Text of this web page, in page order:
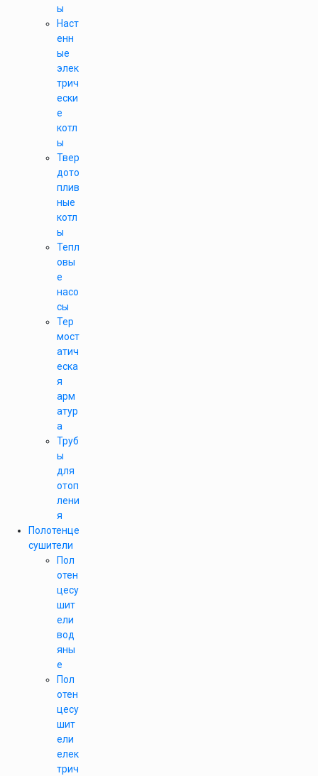
ы
Наст
енн
ые
элек
трич
ески
е
котл
ы
Твер
дото
плив
ные
котл
ы
Тепл
овы
е
насо
сы
Тер
мост
атич
еска
я
арм
атур
а
Труб
ы
для
отоп
лени
я
Полотенце
сушители
Пол
отен
цесу
шит
ели
вод
яны
е
Пол
отен
цесу
шит
ели
елек
трич